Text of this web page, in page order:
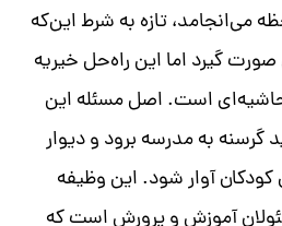
می‌انجامد، تازه به شرط این‌که
گیرد اما این راه‌حل خیریه
است. اصل مسئله این
به مدرسه برود و دیوار
آوار شود. این وظیفه
آموزش و پرورش است که